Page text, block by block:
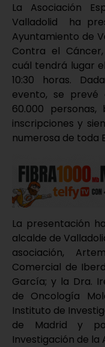
La Asociación
Valladolid ha
Ayuntamiento de
Contra el
cuál tendrá lugar
10:30 horas.
evento, se prevé
60.000
inscripciones y
numerosa de toda
La presentación
alcalde de
asociación,
Comercial de
García; y la Dra.
de Oncología
Instituto de
de Madrid y
Investigación de la